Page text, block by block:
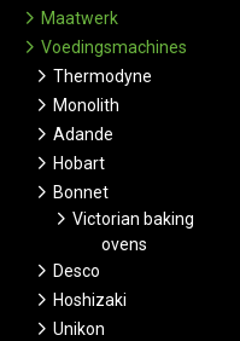
Maatwerk
Voedingsmachines
Thermodyne
Monolith
Adande
Hobart
Bonnet
Victorian baking
ovens
Desco
Hoshizaki
Unikon